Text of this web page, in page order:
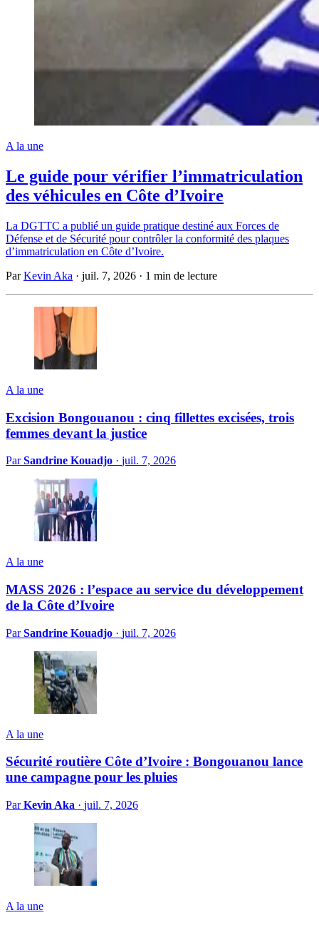
A la une
Le guide pour vérifier l’immatriculation
des véhicules en Côte d’Ivoire
La DGTTC a publié un guide pratique destiné aux Forces de
Défense et de Sécurité pour contrôler la conformité des plaques
d’immatriculation en Côte d’Ivoire.
ParKevin Aka · juil. 7, 2026 · 1 min de lecture
A la une
Excision Bongouanou : cinq fillettes excisées, trois
femmes devant la justice
ParSandrine Kouadjo · juil. 7, 2026
A la une
MASS 2026 : l’espace au service du développement
de la Côte d’Ivoire
ParSandrine Kouadjo · juil. 7, 2026
A la une
Sécurité routière Côte d’Ivoire : Bongouanou lance
une campagne pour les pluies
ParKevin Aka · juil. 7, 2026
A la une